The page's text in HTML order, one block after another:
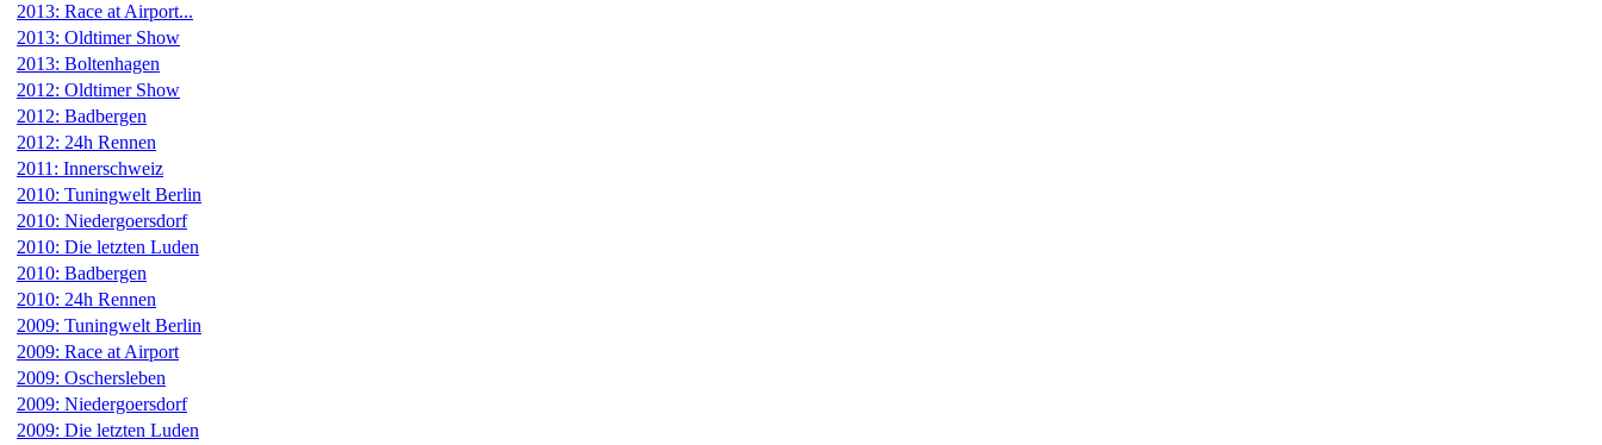
2013: Race at Airport...
2013: Oldtimer Show
2013: Boltenhagen
2012: Oldtimer Show
2012: Badbergen
2012: 24h Rennen
2011: Innerschweiz
2010: Tuningwelt Berlin
2010: Niedergoersdorf
2010: Die letzten Luden
2010: Badbergen
2010: 24h Rennen
2009: Tuningwelt Berlin
2009: Race at Airport
2009: Oschersleben
2009: Niedergoersdorf
2009: Die letzten Luden